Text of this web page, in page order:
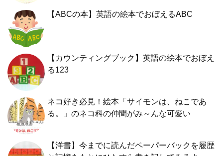
【ABCの本】英語の絵本でおぼえるABC
【カウンティングブック】英語の絵本でおぼえ
る123
ネコ好き必見！絵本「サイモンは、ねこであ
る。」のネコ科の仲間がみ～んな可愛い
【洋書】今までに読んだペーパーバックを履歴